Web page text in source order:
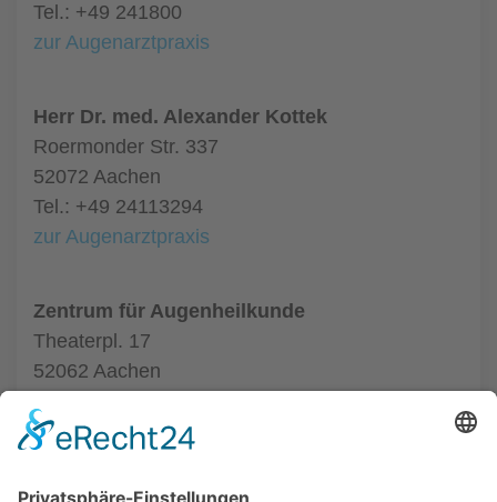
Tel.: +49 241800
zur Augenarztpraxis
Herr Dr. med. Alexander Kottek
Roermonder Str. 337
52072 Aachen
Tel.: +49 24113294
zur Augenarztpraxis
Zentrum für Augenheilkunde
Theaterpl. 17
52062 Aachen
zur Augenarztpraxis